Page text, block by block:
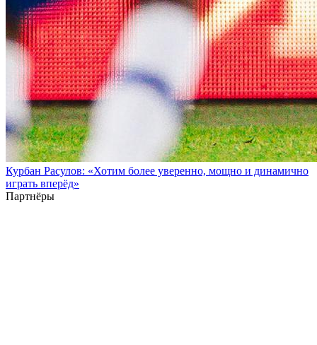
Курбан Расулов: «Хотим более уверенно, мощно и динамично
играть вперёд»
Партнёры